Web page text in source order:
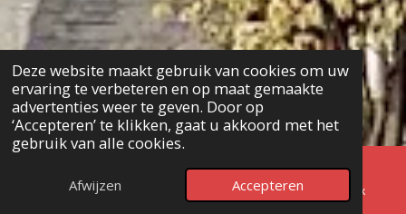
Deze website maakt gebruik van cookies om uw
ervaring te verbeteren en op maat gemaakte
advertenties weer te geven. Door op
‘Accepteren’ te klikken, gaat u akkoord met het
gebruik van alle cookies.
Afwijzen Accepteren
E-mailadres Telefoonnummer Facebook